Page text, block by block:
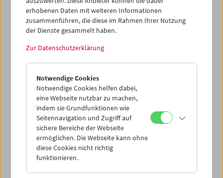
English language or subtitles
< Vorherige Woche
Mo 29.6.
Di 30.6.
Mi 1.7.
Do 2.7.
erhobenen Daten mit weiteren Informationen
zusammenführen, die diese im Rahmen Ihrer Nutzung
der Dienste gesammelt haben.
Zur Datenschutzerklärung
Notwendige Cookies
Notwendige Cookies helfen dabei,
eine Webseite nutzbar zu machen,
indem sie Grundfunktionen wie
Seitennavigation und Zugriff auf
sichere Bereiche der Webseite
ermöglichen. Die Webseite kann ohne
diese Cookies nicht richtig
funktionieren.